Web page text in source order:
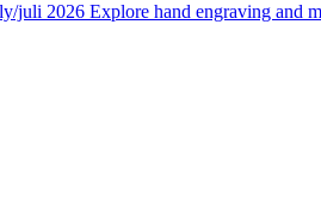
juli 2026 Explore hand engraving